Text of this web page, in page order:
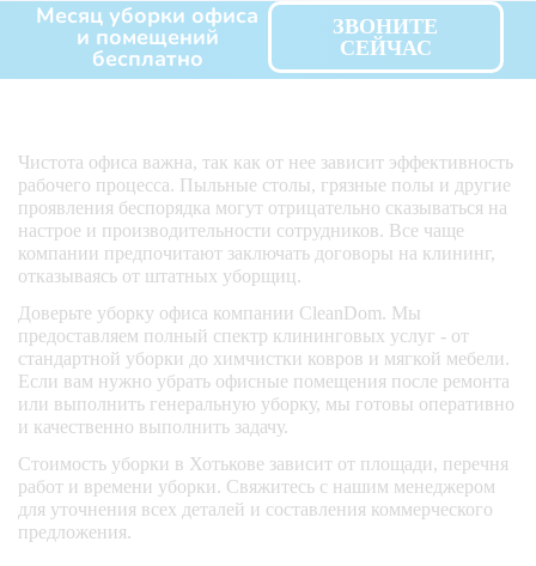
Месяц уборки офиса
и помещений
бесплатно
ЗВОНИТЕ
СЕЙЧАС
Чистота офиса важна, так как от нее зависит эффективность
рабочего процесса. Пыльные столы, грязные полы и другие
проявления беспорядка могут отрицательно сказываться на
настрое и производительности сотрудников. Все чаще
компании предпочитают заключать договоры на клининг,
отказываясь от штатных уборщиц.
Доверьте уборку офиса компании CleanDom. Мы
предоставляем полный спектр клининговых услуг - от
стандартной уборки до химчистки ковров и мягкой мебели.
Если вам нужно убрать офисные помещения после ремонта
или выполнить генеральную уборку, мы готовы оперативно
и качественно выполнить задачу.
Стоимость уборки в Хотькове зависит от площади, перечня
работ и времени уборки. Свяжитесь с нашим менеджером
для уточнения всех деталей и составления коммерческого
предложения.